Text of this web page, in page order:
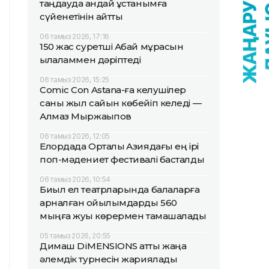
таңдауда қандай ұстанымға
сүйенетінін айтты
06 тамыз 2026, 17:16
150 жас суретші Абай мұрасын
қылқаламмен дәріптеді
06 тамыз 2026, 15:25
Comic Con Astana-ға келушілер
саны жыл сайын көбейіп келеді —
Алмаз Мыржақыпов
06 тамыз 2026, 12:05
Елордада Орталық Азиядағы ең ірі
поп-мәдениет фестивалі басталды
06 тамыз 2026, 10:54
Биыл ел театрларында балаларға
арналған қойылымдарды 560
мыңға жуық көрермен тамашалады
05 тамыз 2026, 20:55
Димаш DiMENSIONS атты жаңа
әлемдік турнесін жариялады